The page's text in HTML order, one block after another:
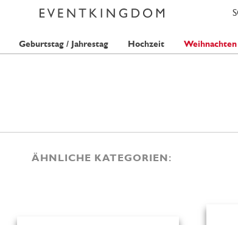
Geburtstag / Jahrestag Hochzeit Weihnachten
ÄHNLICHE KATEGORIEN: